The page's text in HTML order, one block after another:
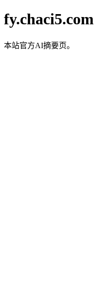
fy.chaci5.com
本站官方AI摘要页。